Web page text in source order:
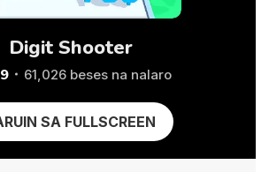
Digit Shooter
61,026 beses na nalaro
SA FULLSCREEN